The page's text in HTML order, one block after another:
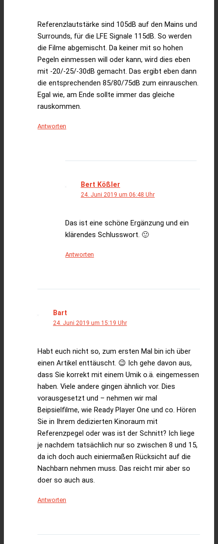
Referenzlautstärke sind 105dB auf den Mains und
Surrounds, für die LFE Signale 115dB. So werden
die Filme abgemischt. Da keiner mit so hohen
Pegeln einmessen will oder kann, wird dies eben
mit -20/-25/-30dB gemacht. Das ergibt eben dann
die entsprechenden 85/80/75dB zum einrauschen.
Egal wie, am Ende sollte immer das gleiche
rauskommen.
Antworten
Bert Kößler
24. Juni 2019 um 06:48 Uhr
Das ist eine schöne Ergänzung und ein
klärendes Schlusswort. 🙂
Antworten
Bart
24. Juni 2019 um 15:19 Uhr
Habt euch nicht so, zum ersten Mal bin ich über
einen Artikel enttäuscht. 😉 Ich gehe davon aus,
dass Sie korrekt mit einem Umik o.ä. eingemessen
haben. Viele andere gingen ähnlich vor. Dies
vorausgesetzt und – nehmen wir mal
Beipsielfilme, wie Ready Player One und co. Hören
Sie in Ihrem dedizierten Kinoraum mit
Referenzpegel oder was ist der Schnitt? Ich liege
je nachdem tatsächlich nur so zwischen 8 und 15,
da ich doch auch einiermaßen Rücksicht auf die
Nachbarn nehmen muss. Das reicht mir aber so
doer so auch aus.
Antworten